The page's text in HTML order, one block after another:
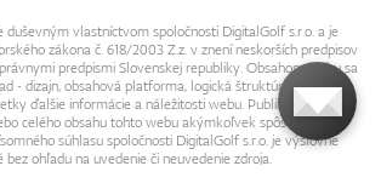
duševným vlastníctvom spoločnosti DigitalGolf s.r.o. a je
zákona č. 618/2003 Z.z. v znení neskorších predpisov
predpismi Slovenskej republiky. Obsahom webu sa
- dizajn, obsahová platforma, logická štruktúra, textový i
ďalšie informácie a náležitosti webu. Publikovanie resp.
celého obsahu tohto webu akýmkoľvek spôsobom bez
súhlasu spoločnosti DigitalGolf s.r.o. je výslovne
bez ohľadu na uvedenie či neuvedenie zdroja.